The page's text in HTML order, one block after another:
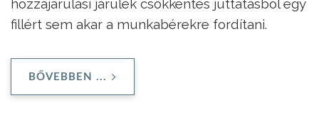
hozzájárulási járulék csökkentés juttatásból egy
fillért sem akar a munkabérekre fordítani.
BŐVEBBEN ...